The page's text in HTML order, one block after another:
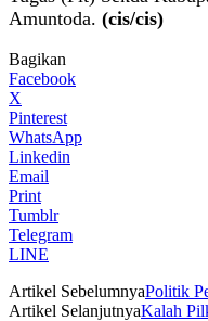
Amuntoda. (cis/cis)
Bagikan
Facebook
X
Pinterest
WhatsApp
Linkedin
Email
Print
Tumblr
Telegram
LINE
Artikel SebelumnyaPolitik
Artikel SelanjutnyaKalah